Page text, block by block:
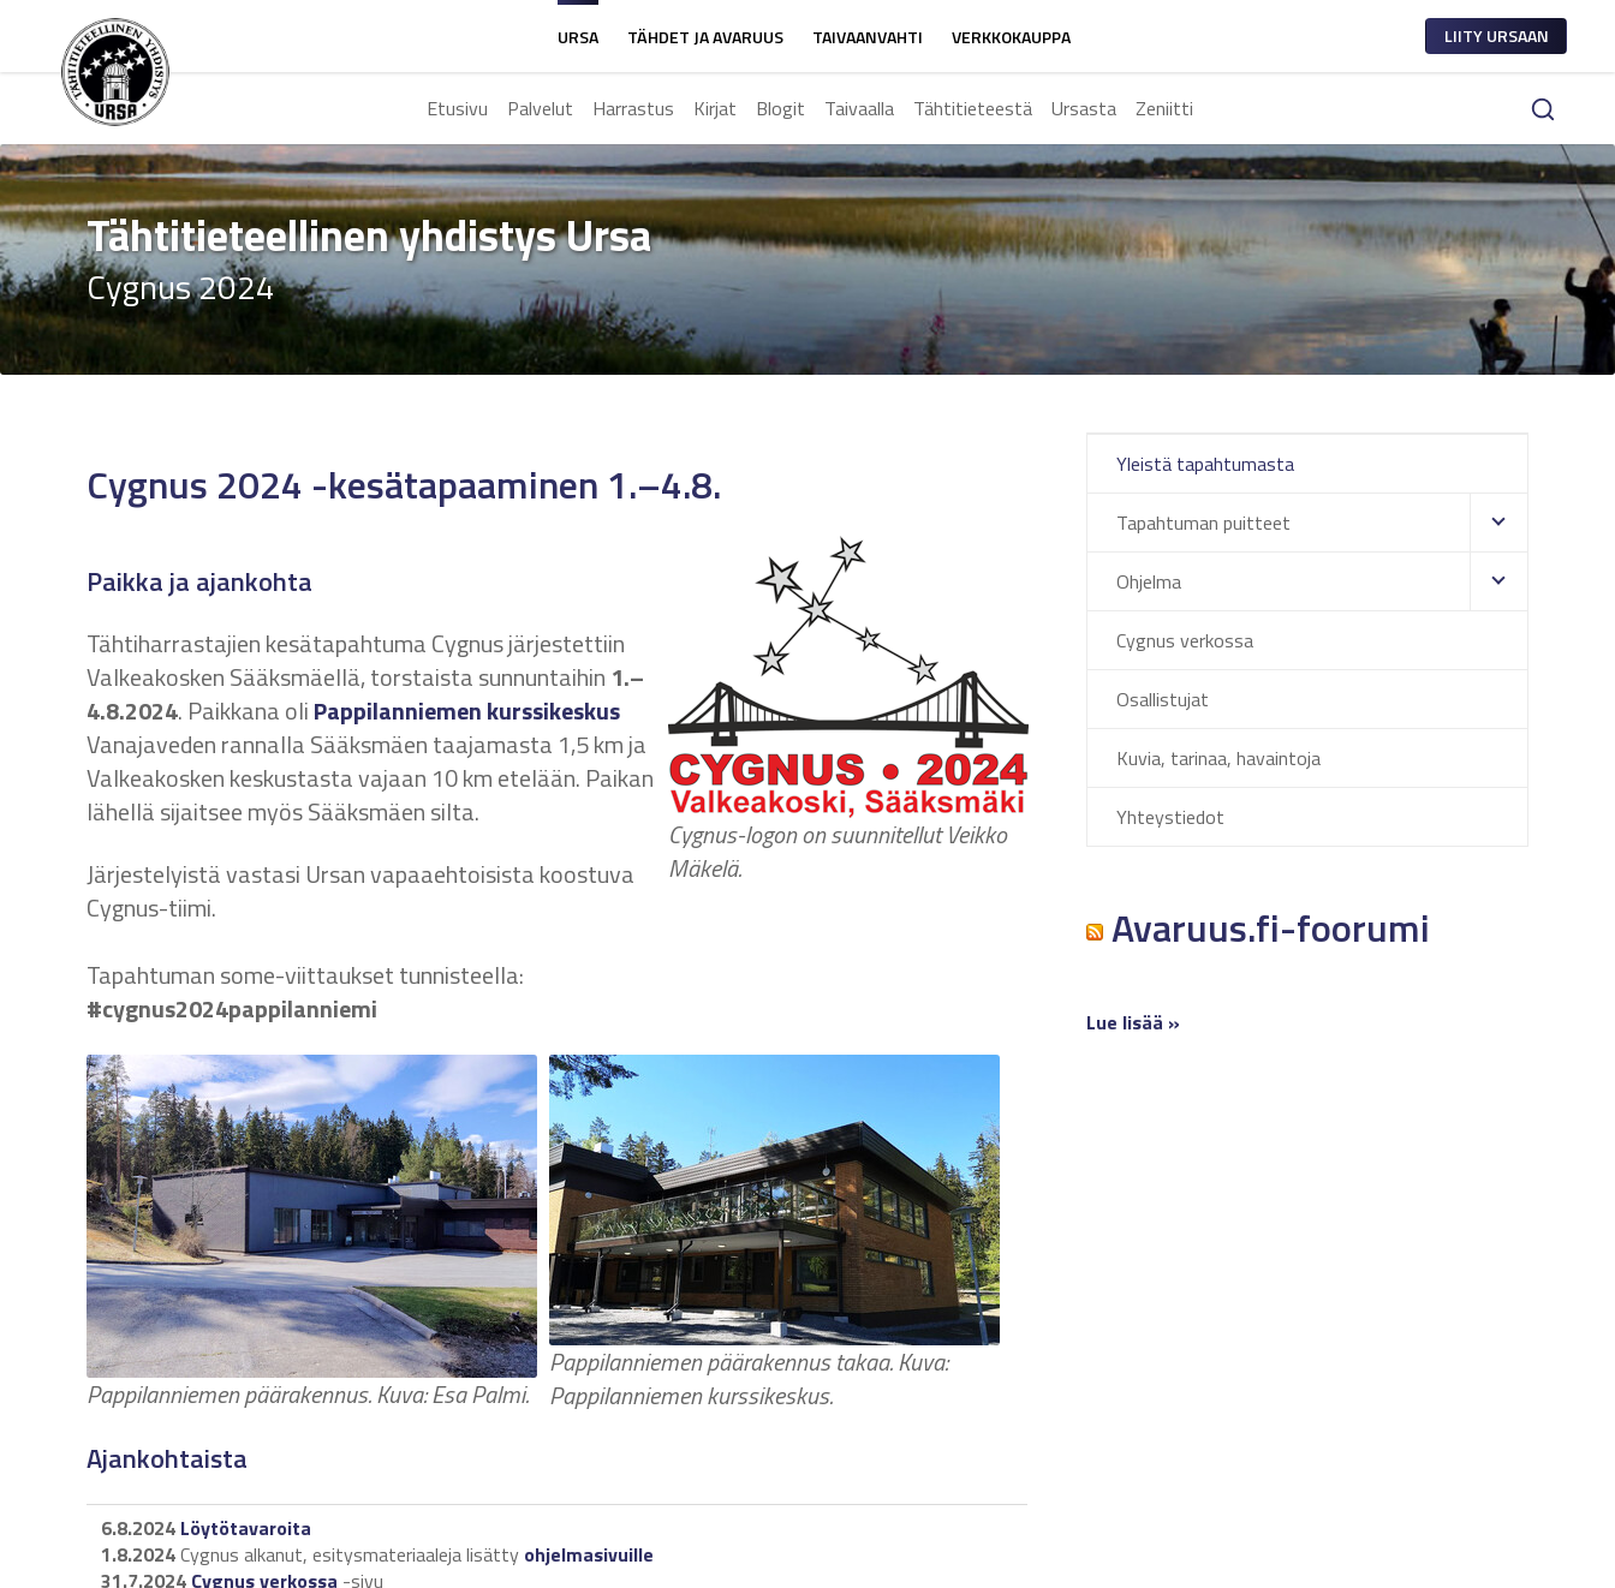
LIITY URSAAN
URSA TÄHDET JA AVARUUS TAIVAANVAHTI VERKKOKAUPPA
Etusivu Palvelut Harrastus Kirjat Blogit Taivaalla Tähtitieteestä Ursasta Zeniitti
Tähtitieteellinen yhdistys Ursa
Cygnus 2024
Cygnus 2024 -kesätapaaminen 1.–4.8.
Cygnus-logon on suunnitellut Veikko
Mäkelä.
Paikka ja ajankohta
Tähtiharrastajien kesätapahtuma Cygnus järjestettiin
Valkeakosken Sääksmäellä, torstaista sunnuntaihin 1.–
4.8.2024. Paikkana oliPappilanniemen kurssikeskus
Vanajaveden rannalla Sääksmäen taajamasta 1,5 km ja
Valkeakosken keskustasta vajaan 10 km etelään. Paikan
lähellä sijaitsee myös Sääksmäen silta.
Järjestelyistä vastasi Ursan vapaaehtoisista koostuva
Cygnus-tiimi.
Tapahtuman some-viittaukset tunnisteella:
#cygnus2024pappilanniemi
Pappilanniemen päärakennus. Kuva: Esa Palmi.
Pappilanniemen päärakennus takaa. Kuva:
Pappilanniemen kurssikeskus.
Ajankohtaista
6.8.2024 Löytötavaroita
1.8.2024Cygnus alkanut, esitysmateriaaleja lisätty ohjelmasivuille
31.7.2024 Cygnus verkossa -sivu
Yleistä tapahtumasta
Tapahtuman puitteet
Ohjelma
Cygnus verkossa
Osallistujat
Kuvia, tarinaa, havaintoja
Yhteystiedot
Avaruus.fi-foorumi
Lue lisää »